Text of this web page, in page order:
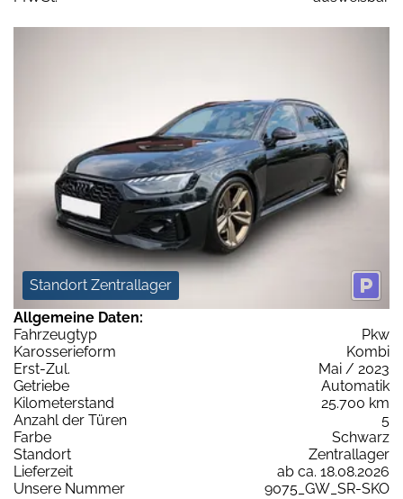
Standort Zentrallager
Allgemeine Daten:
Fahrzeugtyp
Pkw
Karosserieform
Kombi
Erst-Zul.
Mai / 2023
Getriebe
Automatik
Kilometerstand
25.700 km
Anzahl der Türen
5
Farbe
Schwarz
Standort
Zentrallager
Lieferzeit
ab ca. 18.08.2026
Unsere Nummer
9075_GW_SR-SKO